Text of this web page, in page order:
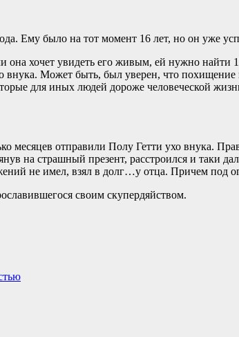
Ему было на тот момент 16 лет, но он уже
хочет увидеть его живым, ей нужно найти
внука. Может быть, был уверен, что
для иных людей дороже человеческой
месяцев отправили Полу Гетти ухо внука.
на страшный презент, расстроился и таки
не имел, взял в долг…у отца. Причем под
своим скупердяйством.